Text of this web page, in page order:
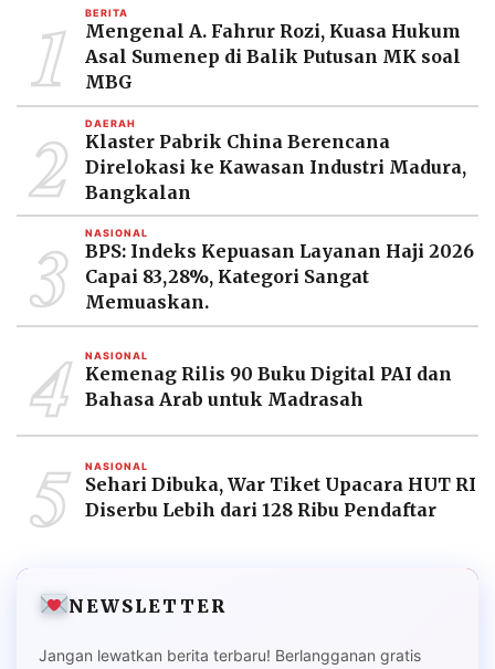
1 BERITA
Mengenal A. Fahrur Rozi, Kuasa Hukum
Asal Sumenep di Balik Putusan MK soal
MBG
2 DAERAH
Klaster Pabrik China Berencana
Direlokasi ke Kawasan Industri Madura,
Bangkalan
3 NASIONAL
BPS: Indeks Kepuasan Layanan Haji 2026
Capai 83,28%, Kategori Sangat
Memuaskan.
4 NASIONAL
Kemenag Rilis 90 Buku Digital PAI dan
Bahasa Arab untuk Madrasah
5 NASIONAL
Sehari Dibuka, War Tiket Upacara HUT RI
Diserbu Lebih dari 128 Ribu Pendaftar
NEWSLETTER
Jangan lewatkan berita terbaru! Berlangganan gratis